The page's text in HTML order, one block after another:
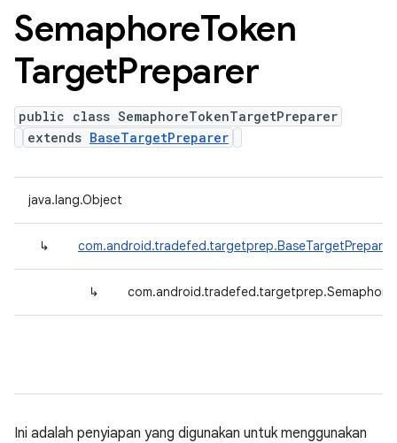
SemaphoreToken
TargetPreparer
public class SemaphoreTokenTargetPreparer
extends BaseTargetPreparer
java.lang.Object
↳ com.android.tradefed.targetprep.BaseTargetPreparer
↳
Ini adalah penyiapan yang digunakan untuk menggunakan